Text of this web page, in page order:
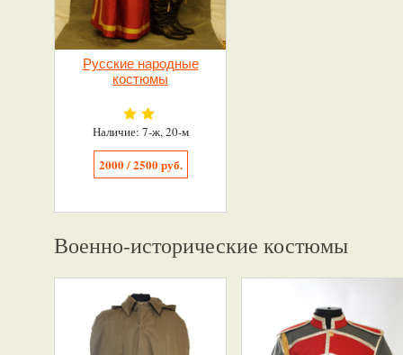
Русские народные
костюмы
Наличие: 7-ж, 20-м
2000 / 2500 руб.
Военно-исторические костюмы